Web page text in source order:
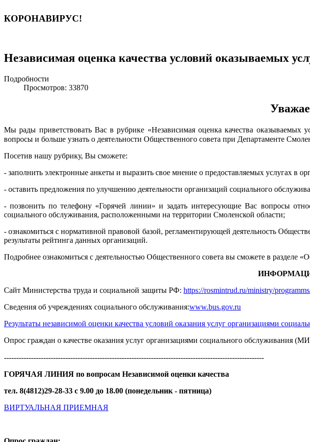
КОРОНАВИРУС!
Независимая оценка качества условий оказываемых
Подробности
Просмотров: 33870
Мы рады приветствовать Вас в рубрике «Независимая оценка качества
вопросы и больше узнать о деятельности Общественного совета при Департаменте
Посетив нашу рубрику, Вы сможете:
- заполнить электронные анкеты и выразить свое мнение о предоставляемых услугах в
- оставить предложения по улучшению деятельности организаций социального
- позвонить по телефону «Горячей линии» и задать интересующие Вас вопросы
социального обслуживания, расположенными на территории Смоленской области;
- ознакомиться с нормативной правовой базой, регламентирующей деятельность
результаты рейтинга данных организаций.
Подробнее ознакомиться с деятельностью Общественного совета вы сможете в разделе
Сайт Министерства труда и социальной защиты РФ: https://rosmintrud.ru/ministry/
Сведения об учреждениях социального обслуживания:www.bus.gov.ru
Результаты независимой оценки качества условий оказания услуг организациями
Опрос граждан о качестве оказания услуг организациями социального
----------------------------------------------------------------------------------------------------------
ГОРЯЧАЯ ЛИНИЯ по вопросам Независимой оценки качества
тел. 8(4812)29-28-33 c 9.00 до 18.00 (понедельник - пятница)
ВИРТУАЛЬНАЯ ПРИЕМНАЯ